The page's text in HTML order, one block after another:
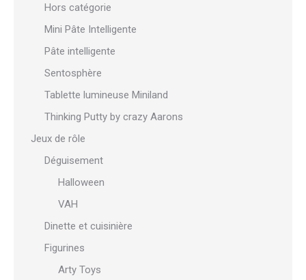
Hors catégorie
Mini Pâte Intelligente
Pâte intelligente
Sentosphère
Tablette lumineuse Miniland
Thinking Putty by crazy Aarons
Jeux de rôle
Déguisement
Halloween
VAH
Dinette et cuisinière
Figurines
Arty Toys